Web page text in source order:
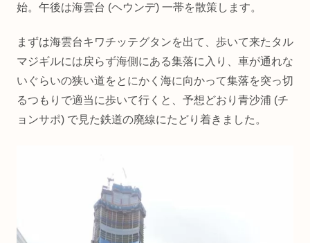
始。午後は海雲台 (ヘウンデ) 一帯を散策します。
まずは海雲台キワチッテグタンを出て、歩いて来たタル
マジギルには戻らず海側にある集落に入り、車が通れな
いぐらいの狭い道をとにかく海に向かって集落を突っ切
るつもりで適当に歩いて行くと、予想どおり青沙浦 (チ
ョンサポ) で見た鉄道の廃線にたどり着きました。